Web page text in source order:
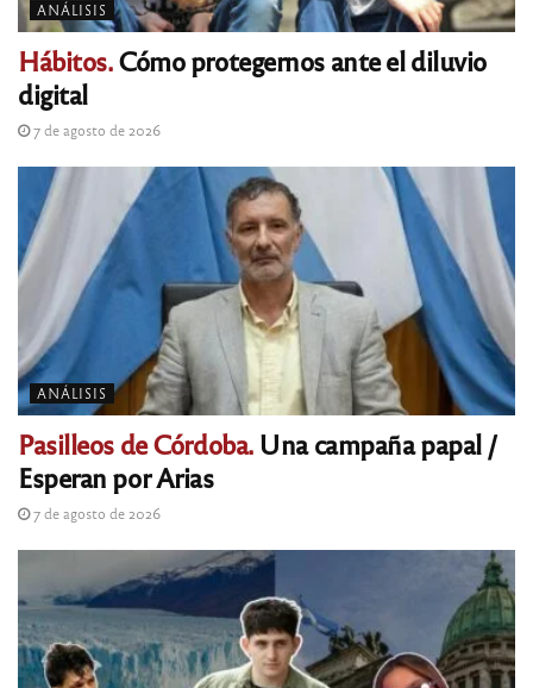
ANÁLISIS
Hábitos.Cómo protegernos ante el diluvio
digital
7 de agosto de 2026
ANÁLISIS
Pasilleos de Córdoba.Una campaña papal /
Esperan por Arias
7 de agosto de 2026